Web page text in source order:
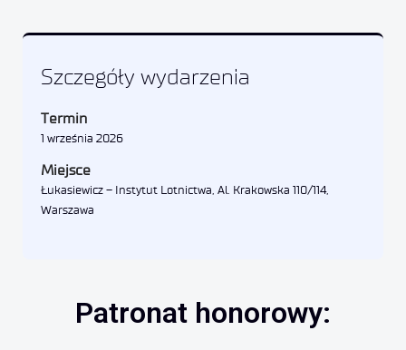
Szczegóły wydarzenia
Termin
1 września 2026
Miejsce
Łukasiewicz – Instytut Lotnictwa, Al. Krakowska 110/114,
Warszawa
Patronat honorowy: